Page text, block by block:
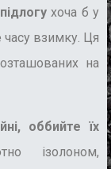
хоча б у
часу взимку. Ця
на
оббийте їх
ізолоном,